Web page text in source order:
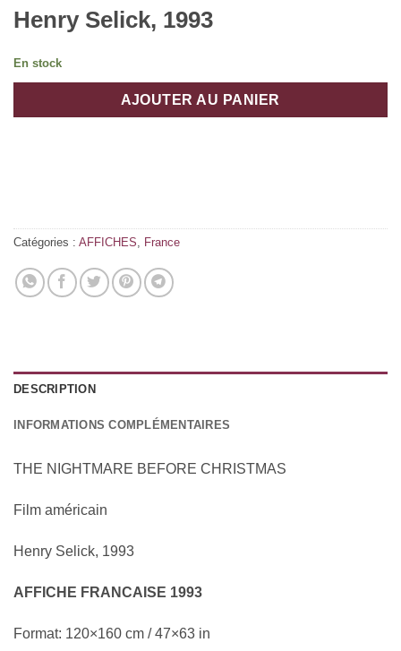
Henry Selick, 1993
En stock
AJOUTER AU PANIER
Catégories : AFFICHES, France
DESCRIPTION
INFORMATIONS COMPLÉMENTAIRES
THE NIGHTMARE BEFORE CHRISTMAS
Film américain
Henry Selick, 1993
AFFICHE FRANCAISE 1993
Format: 120×160 cm / 47×63 in